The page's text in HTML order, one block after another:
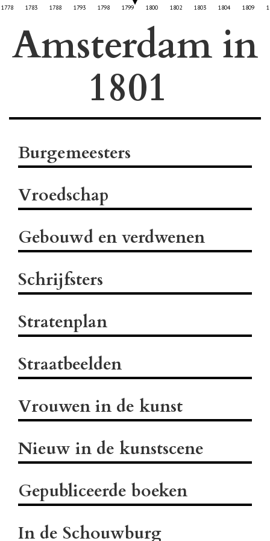
1778 1783 1788 1793 1798 1799 1800 1802 1803 1804 1809
Amsterdam in
Burgemeesters
Vroedschap
Gebouwd en verdwenen
Schrijfsters
Stratenplan
Straatbeelden
Vrouwen in de kunst
Nieuw in de kunstscene
Gepubliceerde boeken
In de Schouwburg